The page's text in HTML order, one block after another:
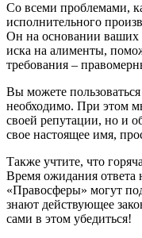
Со всеми проблемами,
исполнительного
Он на основании ваших
иска на алименты,
требования –
Вы можете пользоваться
необходимо. При этом
своей репутации, но и
свое настоящее имя,
Также учтите, что
Время ожидания ответа
«Правосферы» могут
знают действующее
сами в этом убедиться!